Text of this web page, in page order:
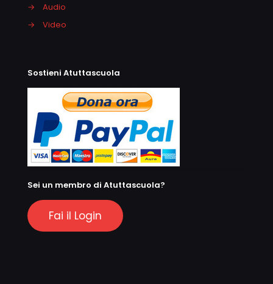
→
Audio
→
Video
Sostieni Atuttascuola
Sei un membro di Atuttascuola?
Fai il Login